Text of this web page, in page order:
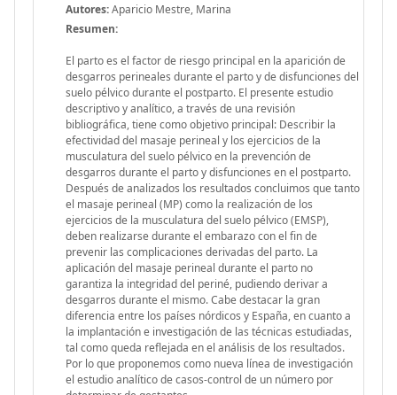
Autores:Aparicio Mestre, Marina
Resumen:
El parto es el factor de riesgo principal en la aparición de
desgarros perineales durante el parto y de disfunciones del
suelo pélvico durante el postparto. El presente estudio
descriptivo y analítico, a través de una revisión
bibliográfica, tiene como objetivo principal: Describir la
efectividad del masaje perineal y los ejercicios de la
musculatura del suelo pélvico en la prevención de
desgarros durante el parto y disfunciones en el postparto.
Después de analizados los resultados concluimos que tanto
el masaje perineal (MP) como la realización de los
ejercicios de la musculatura del suelo pélvico (EMSP),
deben realizarse durante el embarazo con el fin de
prevenir las complicaciones derivadas del parto. La
aplicación del masaje perineal durante el parto no
garantiza la integridad del periné, pudiendo derivar a
desgarros durante el mismo. Cabe destacar la gran
diferencia entre los países nórdicos y España, en cuanto a
la implantación e investigación de las técnicas estudiadas,
tal como queda reflejada en el análisis de los resultados.
Por lo que proponemos como nueva línea de investigación
el estudio analítico de casos-control de un número por